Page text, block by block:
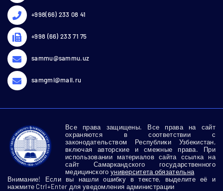
+998(66) 233 08 41
+998 (66) 233 71 75
sammu@sammu.uz
samgmi@mail.ru
Все права защищены. Все права на сайт
охраняются в соответствии с
законодательством Республики Узбекистан,
включая авторские и смежные права. При
использовании материалов сайта ссылка на
сайт Самаркандского государственного
медицинского университета обязательна
Внимание! Если вы нашли ошибку в тексте, выделите её и
нажмите Ctrl+Enter для уведомления администрации